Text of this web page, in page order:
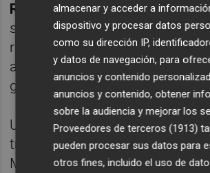
Racic y de Koba. En más
serbio al ser -en un principio- el
recambio en esa zona aunque
alturas de la temporada Koba
ganado ese sitio.
Uno de los primeros avisos
tras el empate a dos en
Mallorca. En el primer gol
almacenar y acceder a
dispositivo y procesar datos
como su dirección IP,
y datos de navegación, para
anuncios y contenido
anuncios y contenido, obtener
sobre la audiencia y mejorar los
Proveedores de terceros (1913)
pueden procesar sus datos para
otros fines, incluido el uso de